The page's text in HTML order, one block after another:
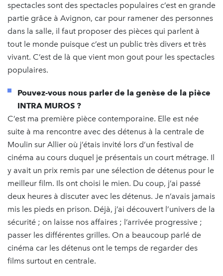
spectacles sont des spectacles populaires c’est en grande
partie grâce à Avignon, car pour ramener des personnes
dans la salle, il faut proposer des pièces qui parlent à
tout le monde puisque c’est un public très divers et très
vivant. C’est de là que vient mon gout pour les spectacles
populaires.
Pouvez-vous nous parler de la genèse de la pièce
INTRA MUROS ?
C’est ma première pièce contemporaine. Elle est née
suite à ma rencontre avec des détenus à la centrale de
Moulin sur Allier où j’étais invité lors d’un festival de
cinéma au cours duquel je présentais un court métrage. Il
y avait un prix remis par une sélection de détenus pour le
meilleur film. Ils ont choisi le mien. Du coup, j’ai passé
deux heures à discuter avec les détenus. Je n’avais jamais
mis les pieds en prison. Déjà, j’ai découvert l’univers de la
sécurité ; on laisse nos affaires ; l’arrivée progressive ;
passer les différentes grilles. On a beaucoup parlé de
cinéma car les détenus ont le temps de regarder des
films surtout en centrale.